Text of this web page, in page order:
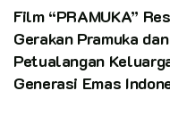
Film “PRAMUKA”
Gerakan Pramuka
Petualangan
Generasi Emas